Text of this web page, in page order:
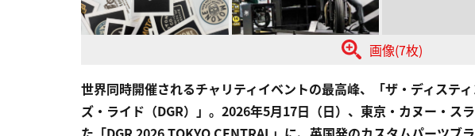
画像(7枚)
世界同時開催されるチャリティイベントの最高峰、「ザ・ディステ
ズ・ライド（DGR）」。2026年5月17日（日）、東京・カヌー・ス